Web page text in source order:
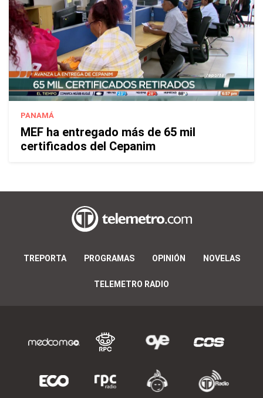
PANAMÁ
MEF ha entregado más de 65 mil
certificados del Cepanim
TREPORTA PROGRAMAS OPINIÓN NOVELAS
TELEMETRO RADIO